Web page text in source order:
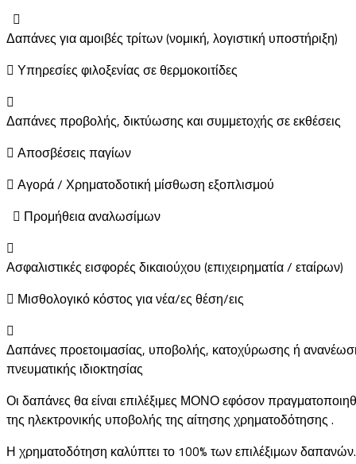

Δαπάνες για αμοιβές τρίτων (νομική, λογιστική υποστήριξη)
 Υπηρεσίες φιλοξενίας σε θερμοκοιτίδες

Δαπάνες προβολής, δικτύωσης και συμμετοχής σε εκθέσεις
 Αποσβέσεις παγίων
 Αγορά / Χρηματοδοτική μίσθωση εξοπλισμού
 Προμήθεια αναλωσίμων

Ασφαλιστικές εισφορές δικαιούχου (επιχειρηματία / εταίρων)
 Μισθολογικό κόστος για νέα/ες θέση/εις

Δαπάνες προετοιμασίας, υποβολής, κατοχύρωσης ή
πνευματικής ιδιοκτησίας
Οι δαπάνες θα είναι επιλέξιμες ΜΟΝΟ εφόσον
της ηλεκτρονικής υποβολής της αίτησης χρηματοδότησης .
Η χρηματοδότηση καλύπτει το 100% των επιλέξιμων δαπανών.